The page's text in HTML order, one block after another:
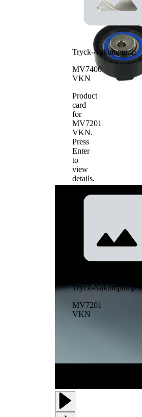
Artikelnamn
Tand/styrremssats
Vattenpump,
motorkylning
Tryck-/vakumpump
MV7400
VKN
Product
card
for
MV7201
VKN.
Press
Enter
to
view
details.
Tryck-/vakumpump
MV7201
VKN